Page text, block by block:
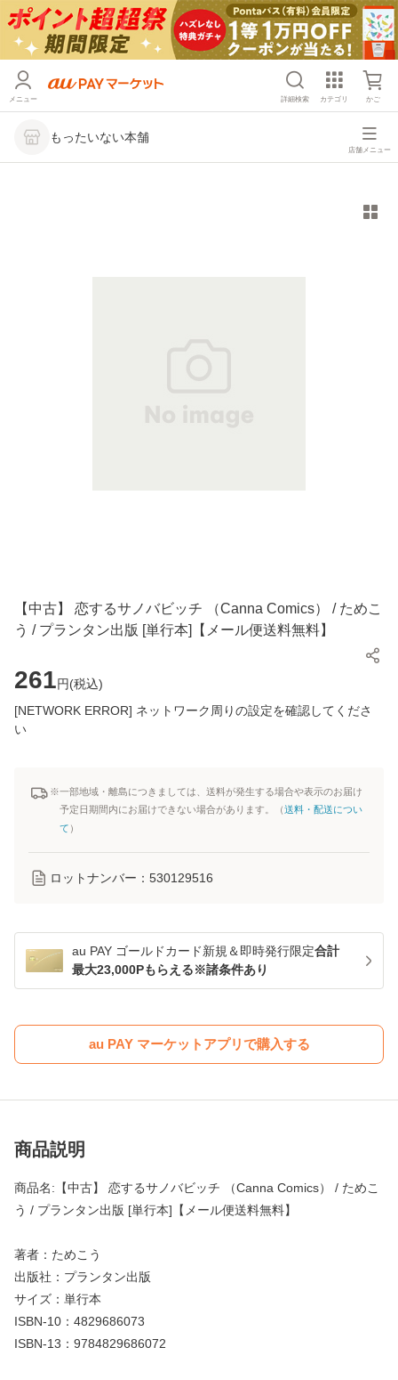
メニュー 詳細検索 カテゴリ かご
もったいない本舗
店舗メニュー
【中古】 恋するサノバビッチ （Canna Comics） / ためこ
う / プランタン出版 [単行本]【メール便送料無料】
261円(税込)
[NETWORK ERROR] ネットワーク周りの設定を確認してくださ
い
※一部地域・離島につきましては、送料が発生する場合や表示のお届け
予定日期間内にお届けできない場合があります。（送料・配送につい
て ）
ロットナンバー： 530129516
au PAY ゴールドカード新規＆即時発行限定合計
最大23,000Pもらえる※諸条件あり
au PAY マーケットアプリで購入する
商品説明
商品名:【中古】 恋するサノバビッチ （Canna Comics） / ためこ
う / プランタン出版 [単行本]【メール便送料無料】
著者：ためこう
出版社：プランタン出版
サイズ：単行本
ISBN-10：4829686073
ISBN-13：9784829686072